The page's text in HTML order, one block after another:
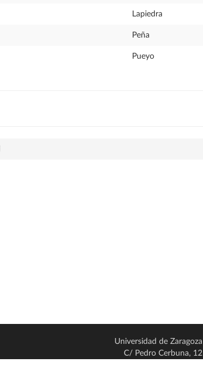
Lapiedra
Peña
Pueyo
Universidad de Zaragoza
C/ Pedro Cerbuna, 12